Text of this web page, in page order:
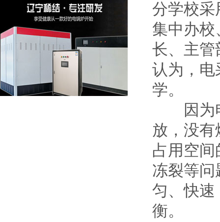
分学校采
集中办
长、主管
认为，电
学。
因为电
放，没
占用空
冻裂等
匀、快速
衡。